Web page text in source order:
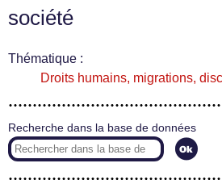
société
Thématique :
Droits humains, migrations,
Recherche dans la base de données